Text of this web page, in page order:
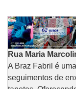
Rua Maria
A Braz Fabril é
seguimentos de